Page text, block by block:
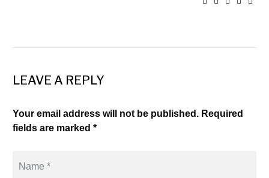
LEAVE A REPLY
Your email address will not be published. Required
fields are marked *